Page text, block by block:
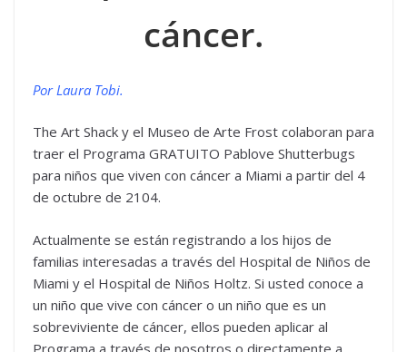
cáncer.
Por Laura Tobi.
The Art Shack y el Museo de Arte Frost colaboran para
traer el Programa GRATUITO Pablove Shutterbugs
para niños que viven con cáncer a Miami a partir del 4
de octubre de 2104.
Actualmente se están registrando a los hijos de
familias interesadas a través del Hospital de Niños de
Miami y el Hospital de Niños Holtz. Si usted conoce a
un niño que vive con cáncer o un niño que es un
sobreviviente de cáncer, ellos pueden aplicar al
Programa a través de nosotros o directamente a